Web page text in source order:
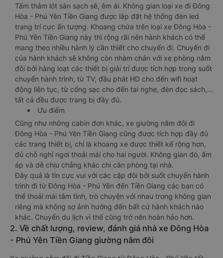
Tấm thảm lót sàn sạch sẽ, êm ái. Không gian loại xe đi Đông
Hòa - Phú Yên Tiền Giang được lắp đặt hệ thống đèn led
trang trí cực ấn tượng. Khoang chứa trên loại xe Đông Hòa -
Phú Yên Tiền Giang này thì rộng rãi nên hành khách có thể
mang theo nhiều hành lý cần thiết cho chuyến đi. Chuyến đi
của hành khách sẽ không còn nhàm chán với xe phòng nằm
đôi bởi hàng loạt các thiết bị giải trí được tích hợp trong suốt
chuyến hành trình, từ TV, đầu phát HD cho đến wifi hoạt
động liên tục, từ cổng sạc cho đến tai nghe, đèn đọc sách,…
tất cả đều được trang bị đầy đủ.
Ưu điểm
Cũng như những cabin đơn khác, xe giường nằm đôi đi
Đông Hòa - Phú Yên Tiền Giang cũng được tích hợp đầy đủ
các trang thiết bị, chỉ là khoang xe được thiết kế rộng hơn,
đủ chỗ nghỉ ngơi thoải mái cho hai người. Không gian đó, ấm
áp và dễ chịu chẳng khác chi căn phòng tại nhà.
Đây quả là tin cực vui với các cặp đôi bởi suốt chuyến hành
trình đi từ Đông Hòa - Phú Yên đến Tiền Giang các bạn có
thể thoải mái tâm tình, trò chuyện với nhau trong không gian
riêng mà không sợ ảnh hưởng đến bất cứ hành khách nào
khác. Chuyến du lịch vì thế cũng trở nên hoàn hảo hơn.
2. Về chất lượng, review, đánh giá nhà xe Đông Hòa
- Phú Yên Tiền Giang giường nằm đôi